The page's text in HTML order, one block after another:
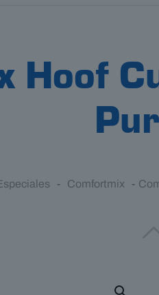
Hoof
- Comfortmix -